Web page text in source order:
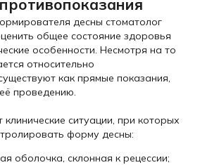
десны стоматолог
общее состояние здоровья
особенности. Несмотря на то
относительно
как прямые показания,
проведению.
ситуации, при которых
форму десны:
оболочка, склонная к рецессии;